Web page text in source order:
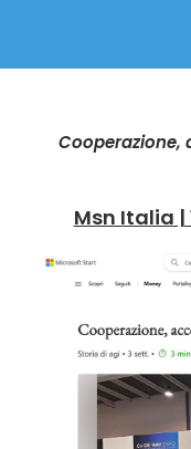
Cooperazione,
Msn Italia |